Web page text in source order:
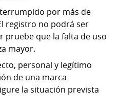
por más de
registro no podrá ser
pruebe que la falta de uso
mayor.
personal y legítimo
de una marca
la situación prevista